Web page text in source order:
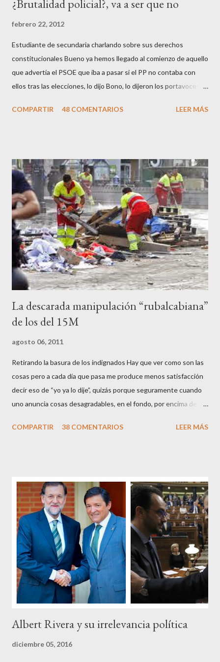
i¿Brutalidad policial?, va a ser que no
febrero 22, 2012
Estudiante de secundaria charlando sobre sus derechos
constitucionales Bueno ya hemos llegado al comienzo de aquello
que advertía el PSOE que iba a pasar si el PP no contaba con
ellos tras las elecciones, lo dijo Bono, lo dijeron los portavoces
los okupas, los red skins, los sharps o los anarcos porque a estos
caballeretes salieran en Valencia a la calle, dispuestos a hacer lo
que les viniera en gana, manifestarse sin la autorización
pertinente, cortar el tráfico de las calles más céntricas, volcar los
contenedores de vidrio para tener botellas a mano para agredir a
los agentes, incendiar contenedores, apedrear a la policía,
agredirla, morderla, para que toda la pijo progresía del país, todos
los que no fuman ni tabaco, n...
COMPARTIR 48 COMENTARIOS LEER MÁS
La descarada manipulación “rubalcabiana”
de los del 15M
agosto 06, 2011
Retirando la basura de los indignados Hay que ver como son las
cosas pero a cada día que pasa me produce menos satisfacción
decir eso de “yo ya lo dije”, quizás porque seguramente cuando
uno anuncia cosas desagradables, en el fondo, por encima de la
Pero francamente estos socialistas son tan transparentes en su
de ciudadanos, la mayoría de los cuales no han pagado jamás un
impuesto, sea por vocación o simplemente por no haber tenido
un trabajo en su vida, decidieron salir a la calle revestidos de la
sagrada túnica de la “indignación ciudadana” y con su actitud
crear una paradoja, se autodenominaban “movimiento 15M” y lo
que hicieron fue apoderarse de una plaza pública y allí sentaron
sus reales, bueno sus reales no,...
COMPARTIR 38 COMENTARIOS LEER MÁS
Albert Rivera y su irrelevancia política
diciembre 05, 2016